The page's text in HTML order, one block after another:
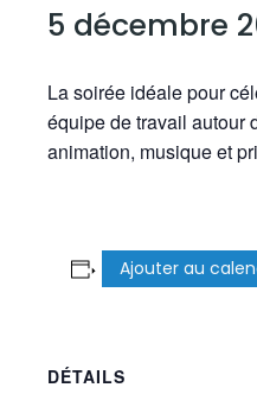
5 décembre
La soirée idéale pour
équipe de travail autour
animation, musique et
Ajouter au
DÉTAILS